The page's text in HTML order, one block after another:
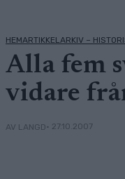
HEMARTIKKELARKIV –
Alla fem
vidare
AV LANGD• 27.10.2007